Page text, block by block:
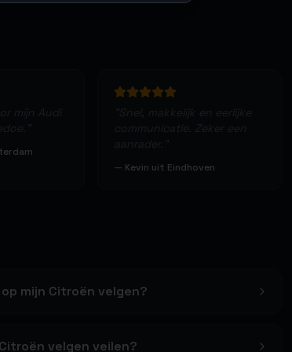
— Kevin uit Eindhoven
mijn Citroën velgen?
velgen veilen?